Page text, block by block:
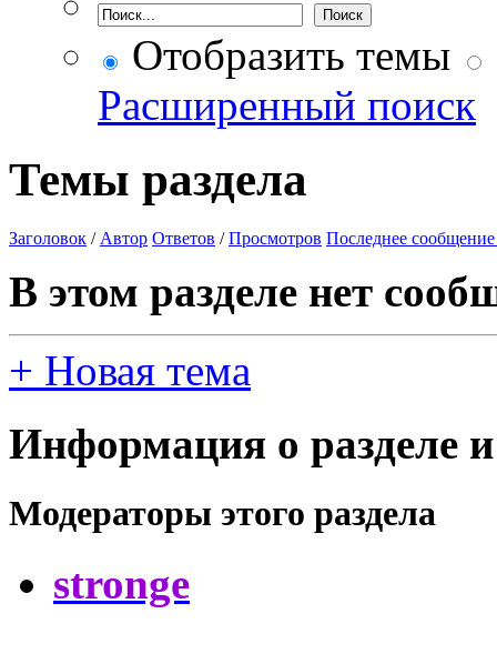
Отобразить темы
Расширенный поиск
Темы раздела
Заголовок / Автор Ответов /Просмотров Последнее сообщение
В этом разделе нет
+ Новая тема
Информация о разделе
Модераторы этого раздела
stronge